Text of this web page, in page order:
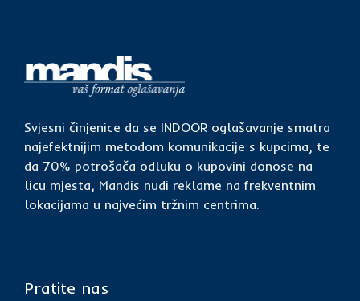
Svjesni činjenice da se INDOOR oglašavanje smatra
najefektnijim metodom komunikacije s kupcima, te
da 70% potrošača odluku o kupovini donose na
licu mjesta, Mandis nudi reklame na frekventnim
lokacijama u najvećim tržnim centrima.
Pratite nas